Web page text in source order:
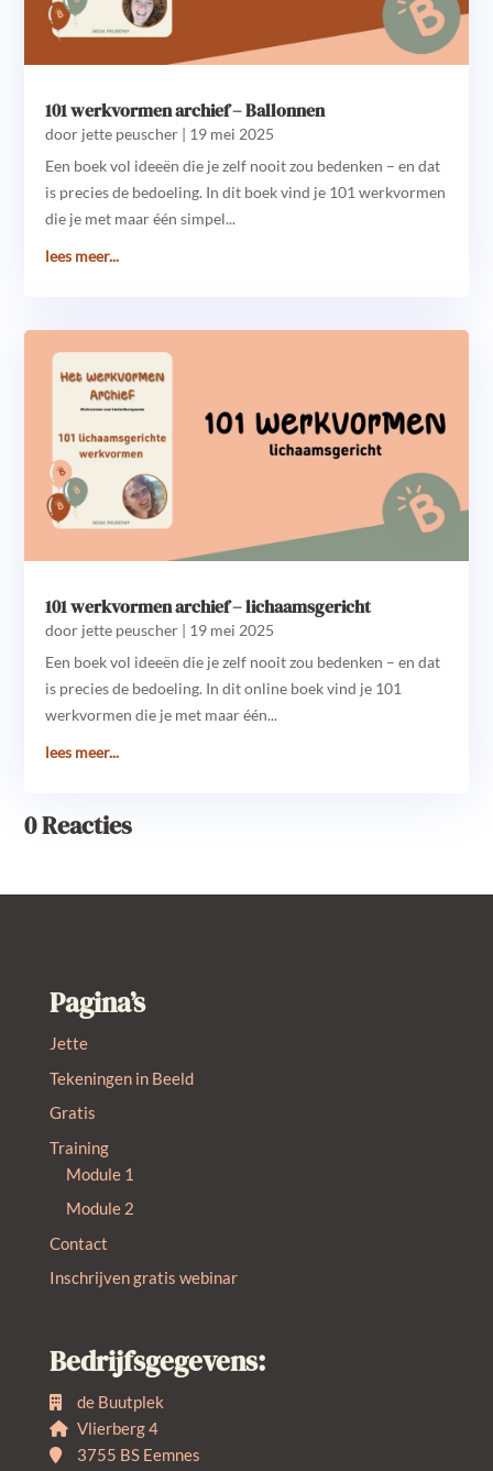
101 werkvormen archief – Ballonnen
door jette peuscher | 19 mei 2025
Een boek vol ideeën die je zelf nooit zou bedenken – en dat
is precies de bedoeling. In dit boek vind je 101 werkvormen
die je met maar één simpel...
lees meer...
101 werkvormen archief – lichaamsgericht
door jette peuscher | 19 mei 2025
Een boek vol ideeën die je zelf nooit zou bedenken – en dat
is precies de bedoeling. In dit online boek vind je 101
werkvormen die je met maar één...
lees meer...
0 Reacties
Pagina’s
Jette
Tekeningen in Beeld
Gratis
Training
Module 1
Module 2
Contact
Inschrijven gratis webinar
Bedrijfsgegevens:
de Buutplek
Vlierberg 4
3755 BS Eemnes